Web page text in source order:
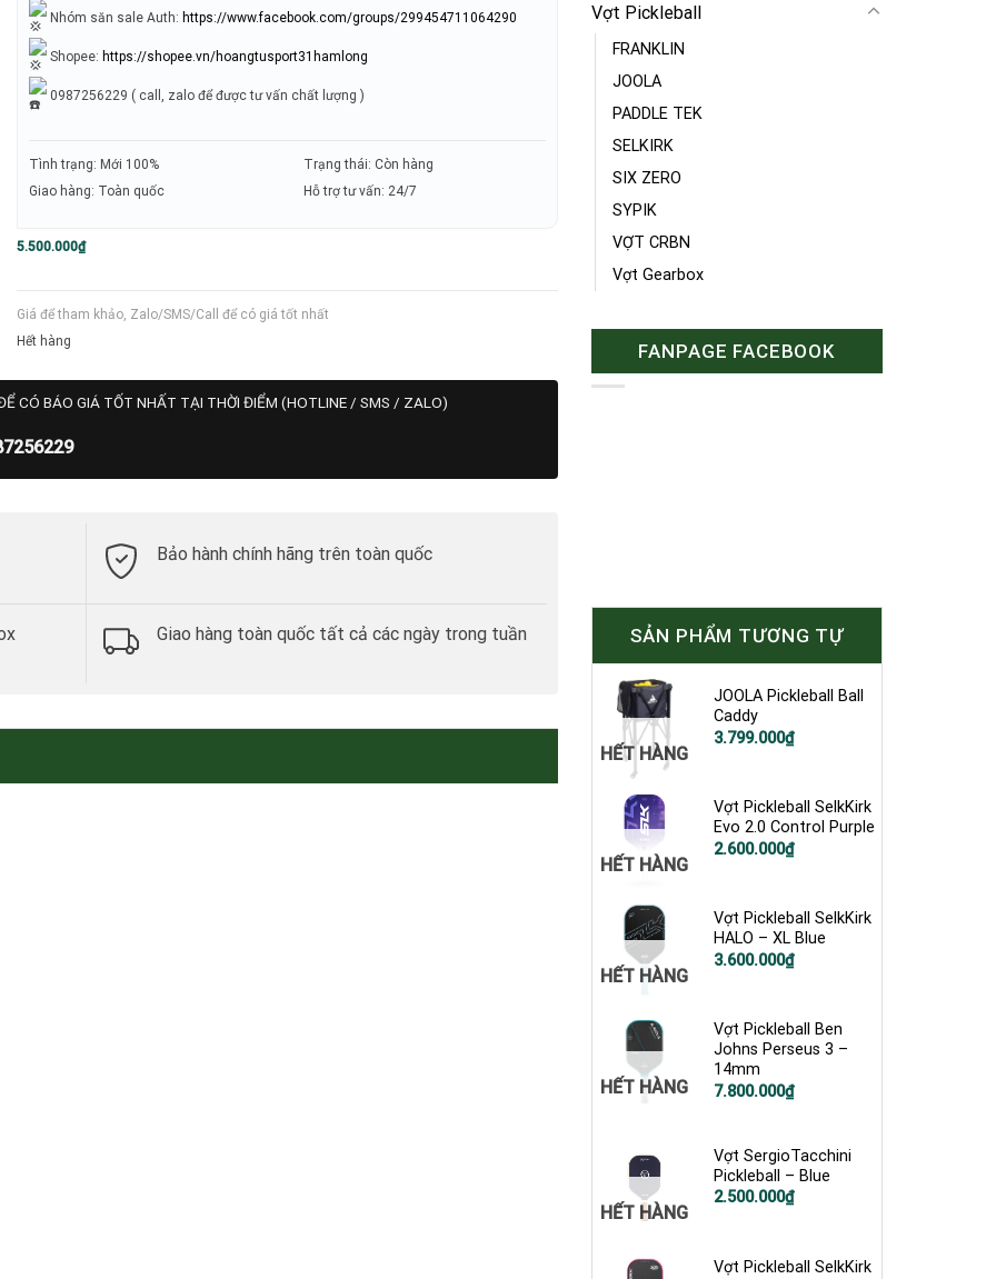
Nhóm săn sale Auth: https://www.facebook.com/groups/299454711064290
Shopee: https://shopee.vn/hoangtusport31hamlong
0987256229 ( call, zalo để được tư vấn chất lượng )
Tình trạng: Mới 100%
Giao hàng: Toàn quốc
Trạng thái: Còn hàng
Hỗ trợ tư vấn: 24/7
5.500.000₫
Giá để tham khảo, Zalo/SMS/Call để có giá tốt nhất
Hết hàng
CÓ BÁO GIÁ TỐT NHẤT TẠI THỜI ĐIỂM (HOTLINE / SMS / ZALO)
Bảo hành chính hãng trên toàn quốc
Giao hàng toàn quốc tất cả các ngày trong tuần
Vợt Pickleball
FRANKLIN
JOOLA
PADDLE TEK
SELKIRK
SIX ZERO
SYPIK
VỢT CRBN
Vợt Gearbox
FANPAGE FACEBOOK
SẢN PHẨM TƯƠNG TỰ
HẾT HÀNG
JOOLA Pickleball Ball
Caddy
3.799.000₫
HẾT HÀNG
Vợt Pickleball SelkKirk
Evo 2.0 Control Purple
Giá
2.600.000₫
Giá
2.600.000₫.
HẾT HÀNG
Vợt Pickleball SelkKirk
HALO – XL Blue
Giá
3.600.000₫
Giá
3.600.000₫.
HẾT HÀNG
Vợt Pickleball Ben
Johns Perseus 3 –
14mm
7.800.000₫
HẾT HÀNG
Vợt SergioTacchini
Pickleball – Blue
Giá
2.500.000₫
Giá
2.500.000₫.
Vợt Pickleball SelkKirk